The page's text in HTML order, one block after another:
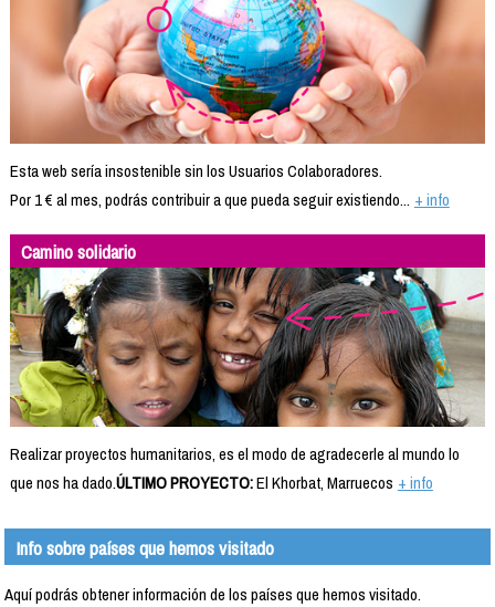
Esta web sería insostenible sin los Usuarios Colaboradores.
Por 1 € al mes, podrás contribuir a que pueda seguir existiendo... + info
Camino solidario
Realizar proyectos humanitarios, es el modo de agradecerle al mundo lo
que nos ha dado.ÚLTIMO PROYECTO:El Khorbat, Marruecos + info
Info sobre países que hemos visitado
Aquí podrás obtener información de los países que hemos visitado.